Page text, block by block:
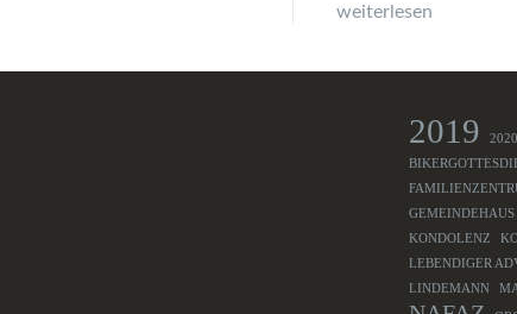
Frauenfrühstück
weiterlesen
2019 2020
GEMEINDEHAUS
KONDOLENZ
LEBENDIGER
LINDEMANN